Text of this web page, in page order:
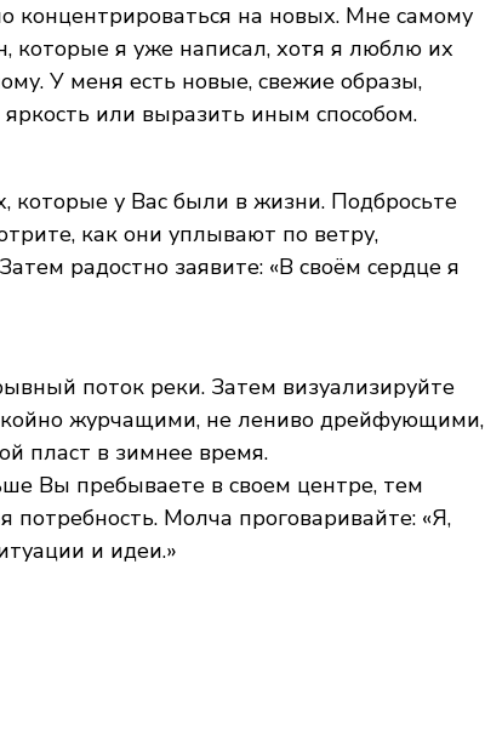
концентрироваться на новых. Мне самому
которые я уже написал, хотя я люблю их
У меня есть новые, свежие образы,
или выразить иным способом.
которые у Вас были в жизни. Подбросьте
как они уплывают по ветру,
радостно заявите: «В своём сердце я
поток реки. Затем визуализируйте
журчащими, не лениво дрейфующими,
пласт в зимнее время.
Вы пребываете в своем центре, тем
потребность. Молча проговаривайте: «Я,
и идеи.»